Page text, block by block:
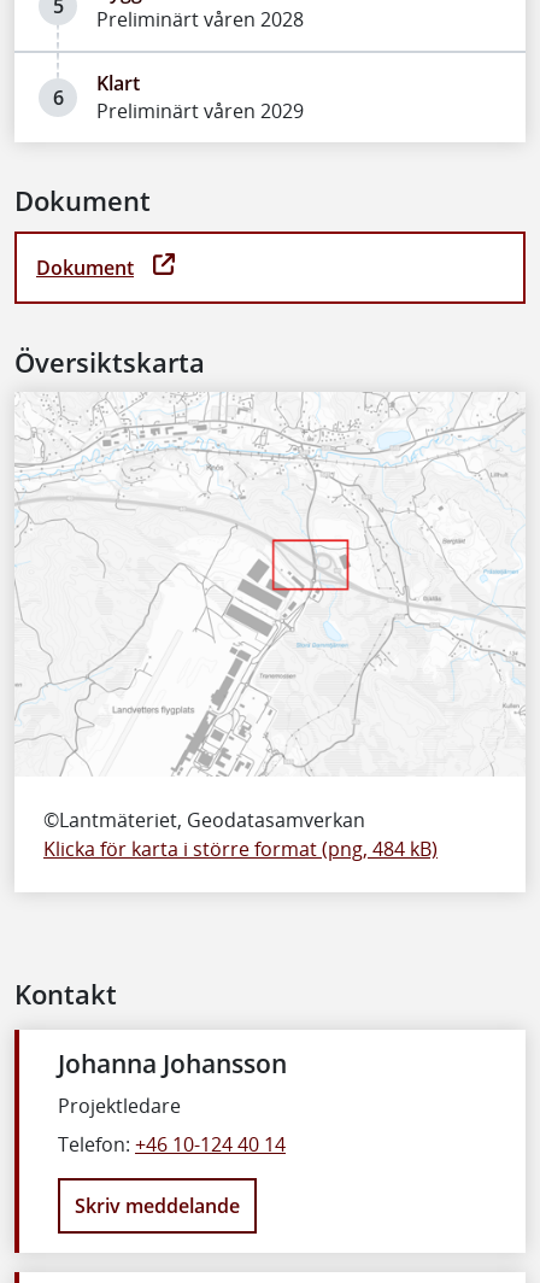
5
Preliminärt våren 2028
6
Klart
Preliminärt våren 2029
Dokument
Dokument
Översiktskarta
©Lantmäteriet, Geodatasamverkan
Klicka för karta i större format (png, 484 kB)
Kontakt
Johanna Johansson
Projektledare
Telefon: +46 10-124 40 14
Skriv meddelande